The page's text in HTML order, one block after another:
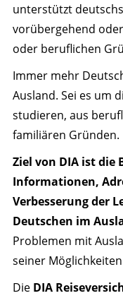
unterstützt
vorübergehend
oder beruflichen
Immer mehr
Ausland. Sei es um
studieren, aus
familiären Gründen.
Ziel von DIA ist die
Informationen,
Verbesserung der
Deutschen im
Problemen mit
seiner
Die DIA